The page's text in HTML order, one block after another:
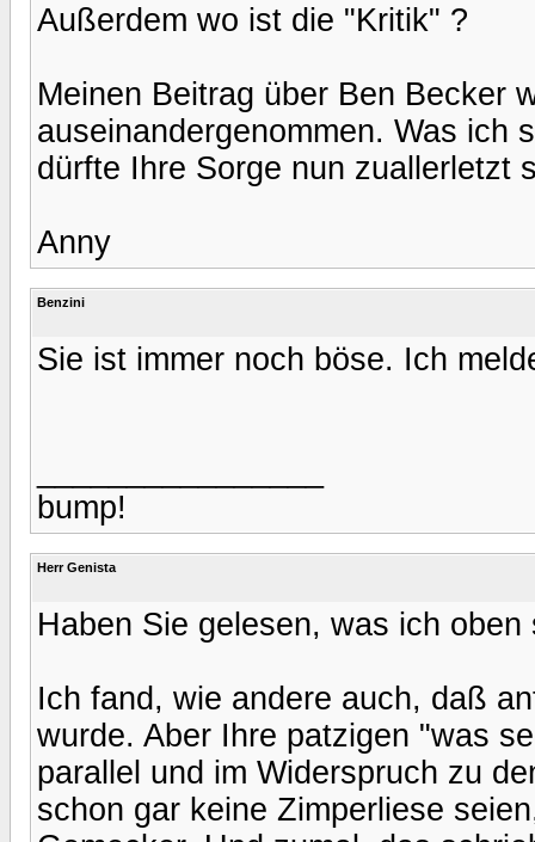
Außerdem wo ist die "Kritik" ?
Meinen Beitrag über Ben Becker
auseinandergenommen. Was ich
dürfte Ihre Sorge nun zuallerletzt
Anny
Benzini
Sie ist immer noch böse. Ich
bump!
Herr Genista
Haben Sie gelesen, was ich
Ich fand, wie andere auch, daß
wurde. Aber Ihre patzigen "was
parallel und im Widerspruch zu
schon gar keine Zimperliese